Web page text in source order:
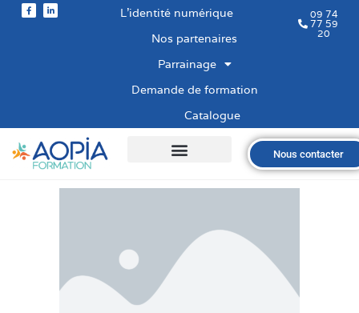
L’identité numérique
Nos partenaires
Parrainage
Demande de formation
Catalogue
09 74
77 59
20
Nous contacter